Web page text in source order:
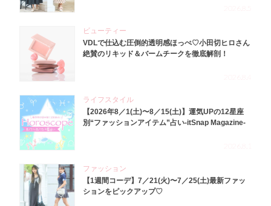
ビューティー
VDLで仕込む圧倒的透明感ほっぺ♡小田切ヒロさん
絶賛のリキッド＆バームチークを徹底解剖！
ライフスタイル
【2026年8／1(土)〜8／15(土)】運気UPの12星座
別“ファッションアイテム”占い-itSnap Magazine-
ファッション
【1週間コーデ】7／21(火)〜7／25(土)最新ファッ
ションをピックアップ♡